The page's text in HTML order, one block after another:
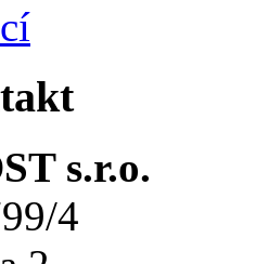
s.r.o.
4